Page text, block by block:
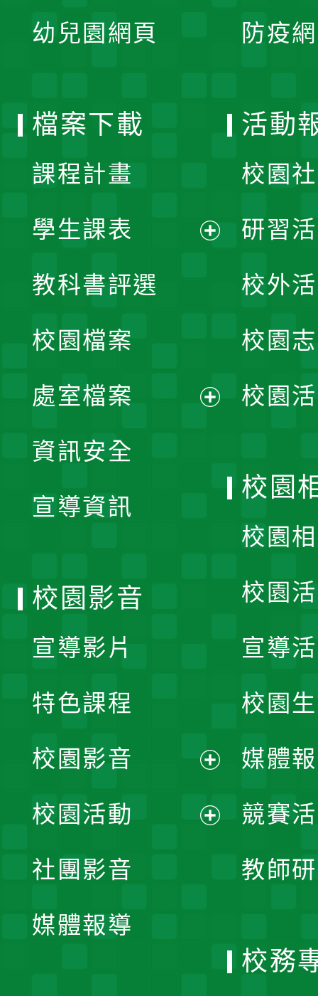
幼兒園網頁 防疫
檔案下載
課程計畫
學生課表
單
教科書評選
校園檔案
處室檔案
資訊安全
宣導資訊
活動
校園
研習
校外
校園
校園
校園
校園
校園
宣導
校園
媒體
競賽
教師
校園影音
宣導影片
特色課程
校園影音
開
校園活動
社團影音
媒體報導
校務